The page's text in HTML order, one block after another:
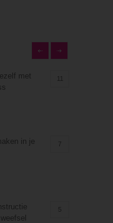
met
in je
7
5